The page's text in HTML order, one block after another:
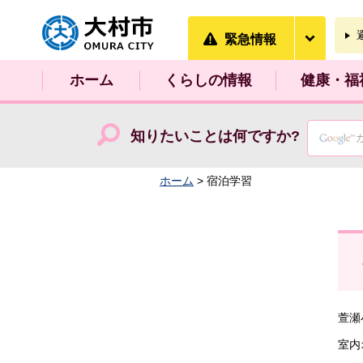
大村市
緊急情報
ホーム くらしの情報 健康・福
知りたいことは何ですか?
ホーム > 宿泊学習
萱瀬
室